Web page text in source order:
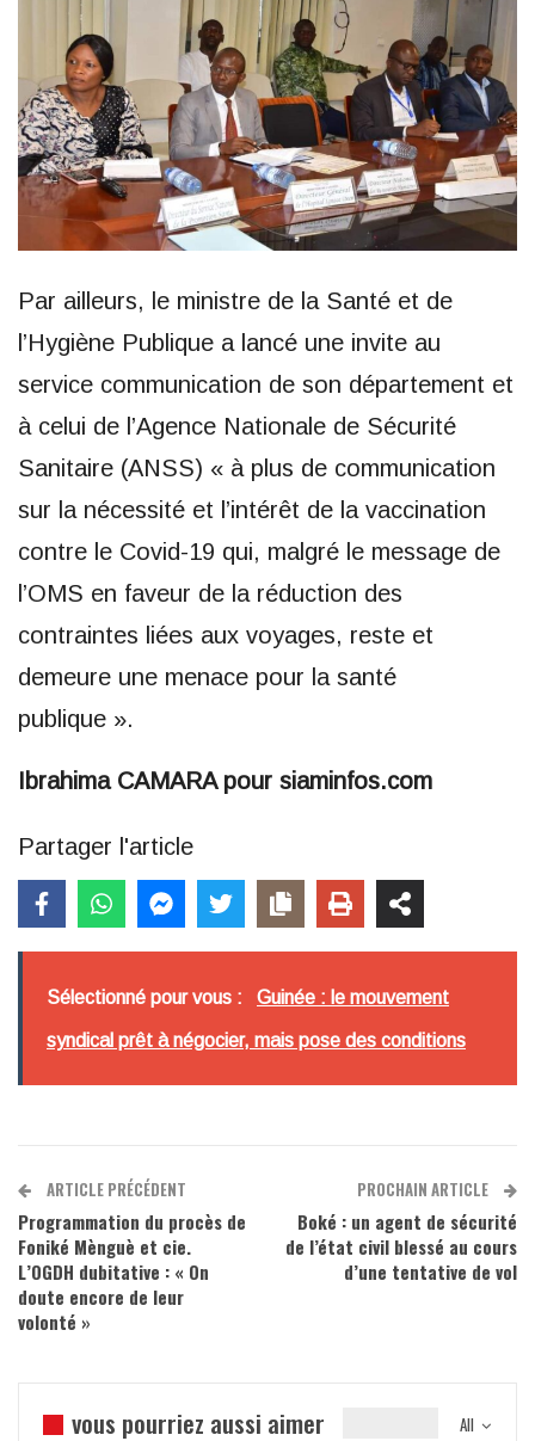
Par ailleurs, le ministre de la Santé et de
l’Hygiène Publique a lancé une invite au
service communication de son département et
à celui de l’Agence Nationale de Sécurité
Sanitaire (ANSS) « à plus de communication
sur la nécessité et l’intérêt de la vaccination
contre le Covid-19 qui, malgré le message de
l’OMS en faveur de la réduction des
contraintes liées aux voyages, reste et
demeure une menace pour la santé
publique ».
Ibrahima CAMARA pour siaminfos.com
Partager l'article
Sélectionné pour vous : Guinée : le mouvement
syndical prêt à négocier, mais pose des conditions
ARTICLE PRÉCÉDENT
Programmation du procès de
Foniké Mènguè et cie.
L’OGDH dubitative : « On
doute encore de leur
volonté »
PROCHAIN ARTICLE
Boké : un agent de sécurité
de l’état civil blessé au cours
d’une tentative de vol
All
vous pourriez aussi aimer